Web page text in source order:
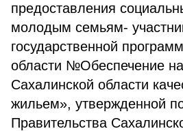
предоставления
молодым семьям-
государственной
области №Обеспечение
Сахалинской области
жильем», утвержденной
Правительства